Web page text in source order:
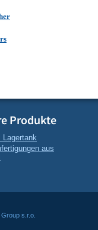
Produkte
Lagertank
aus
s.r.o.